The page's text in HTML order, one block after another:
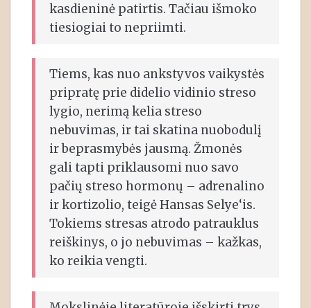
kasdieninė patirtis. Tačiau išmoko
tiesiogiai to nepriimti.
Tiems, kas nuo ankstyvos vaikystės
pripratę prie didelio vidinio streso
lygio, nerimą kelia streso
nebuvimas, ir tai skatina nuobodulį
ir beprasmybės jausmą. Žmonės
gali tapti priklausomi nuo savo
pačių streso hormonų – adrenalino
ir kortizolio, teigė Hansas Selye‘is.
Tokiems stresas atrodo patrauklus
reiškinys, o jo nebuvimas – kažkas,
ko reikia vengti.